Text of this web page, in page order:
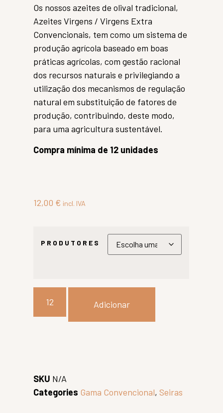
Os nossos azeites de olival tradicional,
Azeites Virgens / Virgens Extra
Convencionais, tem como um sistema de
produção agrícola baseado em boas
práticas agrícolas, com gestão racional
dos recursos naturais e privilegiando a
utilização dos mecanismos de regulação
natural em substituição de fatores de
produção, contribuindo, deste modo,
para uma agricultura sustentável.
Compra mínima de 12 unidades
12,00 € incl. IVA
PRODUTORES
Adicionar
SKU N/A
Categories Gama Convencional,Seiras